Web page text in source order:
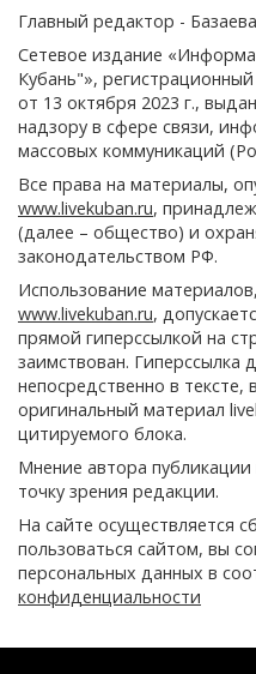
Главный редактор -
Сетевое издание
Кубань"»,
от 13 октября 2023 г.,
надзору в сфере связи,
массовых коммуникаций
Все права на материалы,
www.livekuban.ru,
(далее – общество) и
законодательством РФ.
Использование
www.livekuban.ru,
прямой гиперссылкой на
заимствован. Гиперссылка
непосредственно в
оригинальный материал
цитируемого блока.
Мнение автора
точку зрения редакции.
На сайте осуществляется
пользоваться сайтом, вы
персональных данных в
конфиденциальности